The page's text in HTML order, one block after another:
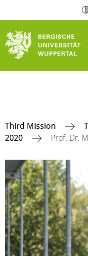
Third Mission
2020
Prof. Dr.